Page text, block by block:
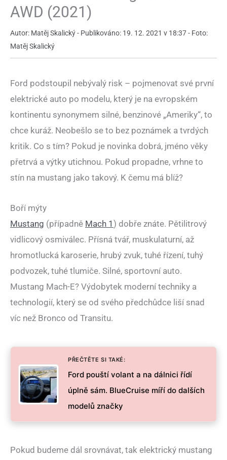
AWD (2021)
Autor: Matěj Skalický - Publikováno: 19. 12. 2021 v 18:37 - Foto:
Matěj Skalický
Ford podstoupil nebývalý risk – pojmenovat své první
elektrické auto po modelu, který je na evropském
kontinentu synonymem silné, benzinové „Ameriky“, to
chce kuráž. Neobešlo se to bez poznámek a tvrdých
kritik. Co s tím? Pokud je novinka dobrá, jméno věky
přetrvá a výtky utichnou. Pokud propadne, vrhne to
stín na mustang jako takový. K čemu má blíž?
Boří mýty
Mustang (případně Mach 1 ) dobře znáte. Pětilitrový
vidlicový osmiválec. Přísná tvář, muskulaturní, až
hromotlucká karoserie, hrubý zvuk, tuhé řízení, tuhý
podvozek, tuhé tlumiče. Silné, sportovní auto.
Mustang Mach-E? Výdobytek moderní techniky a
technologií, který se od svého předchůdce liší snad
víc než Bronco od Transitu.
PŘEČTĚTE SI TAKÉ:
Ford pouští volant a na dálnici řídí
úplně sám. BlueCruise míří do dalších
modelů značky
Pokud budeme dál srovnávat, tak elektrický mustang